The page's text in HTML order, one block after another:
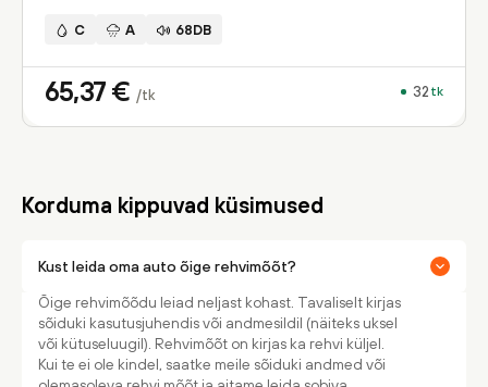
C A 68DB
65,37 € /tk 32 tk
Korduma kippuvad küsimused
Kust leida oma auto õige rehvimõõt?
Õige rehvimõõdu leiad neljast kohast. Tavaliselt kirjas
sõiduki kasutusjuhendis või andmesildil (näiteks uksel
või kütuseluugil). Rehvimõõt on kirjas ka rehvi küljel.
Kui te ei ole kindel, saatke meile sõiduki andmed või